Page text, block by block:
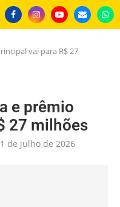
vai para R$ 27
e prêmio
27 milhões
1 de julho de 2026